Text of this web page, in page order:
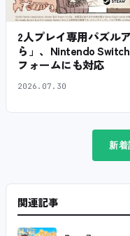
2人プレイ専用パズル
ら」、Nintendo
フォームにも対応
2026.07.30
新
関連記事